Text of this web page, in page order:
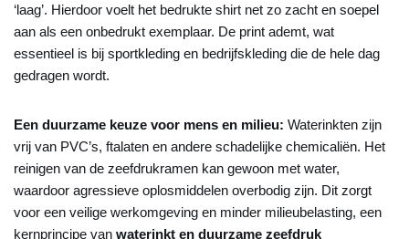
‘laag’. Hierdoor voelt het bedrukte shirt net zo zacht en soepel
aan als een onbedrukt exemplaar. De print ademt, wat
essentieel is bij sportkleding en bedrijfskleding die de hele dag
gedragen wordt.
Een duurzame keuze voor mens en milieu: Waterinkten zijn
vrij van PVC’s, ftalaten en andere schadelijke chemicaliën. Het
reinigen van de zeefdrukramen kan gewoon met water,
waardoor agressieve oplosmiddelen overbodig zijn. Dit zorgt
voor een veilige werkomgeving en minder milieubelasting, een
kernprincipe van waterinkt en duurzame zeefdruk